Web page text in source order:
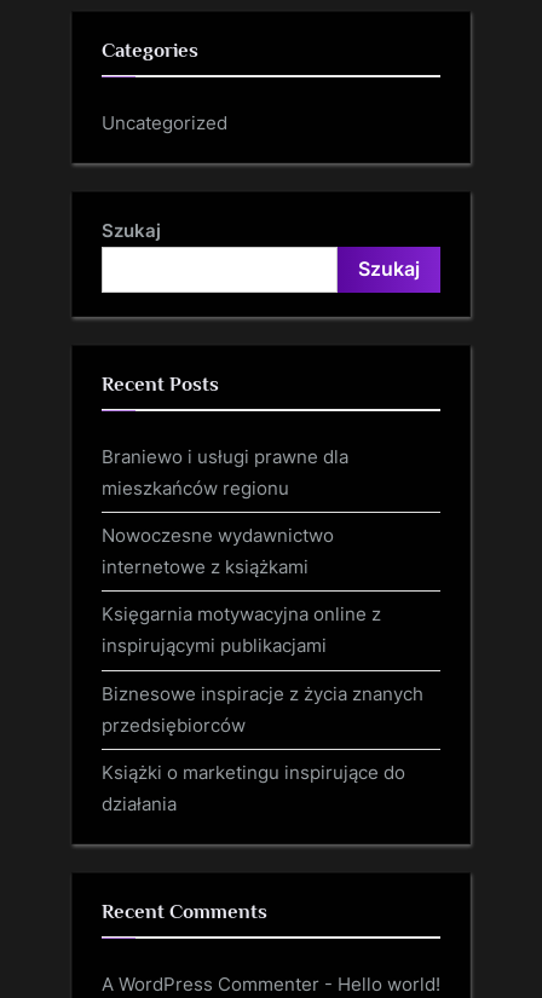
Categories
Uncategorized
Szukaj
Szukaj
Recent Posts
Braniewo i usługi prawne dla
mieszkańców regionu
Nowoczesne wydawnictwo
internetowe z książkami
Księgarnia motywacyjna online z
inspirującymi publikacjami
Biznesowe inspiracje z życia znanych
przedsiębiorców
Książki o marketingu inspirujące do
działania
Recent Comments
A WordPress Commenter - Hello world!